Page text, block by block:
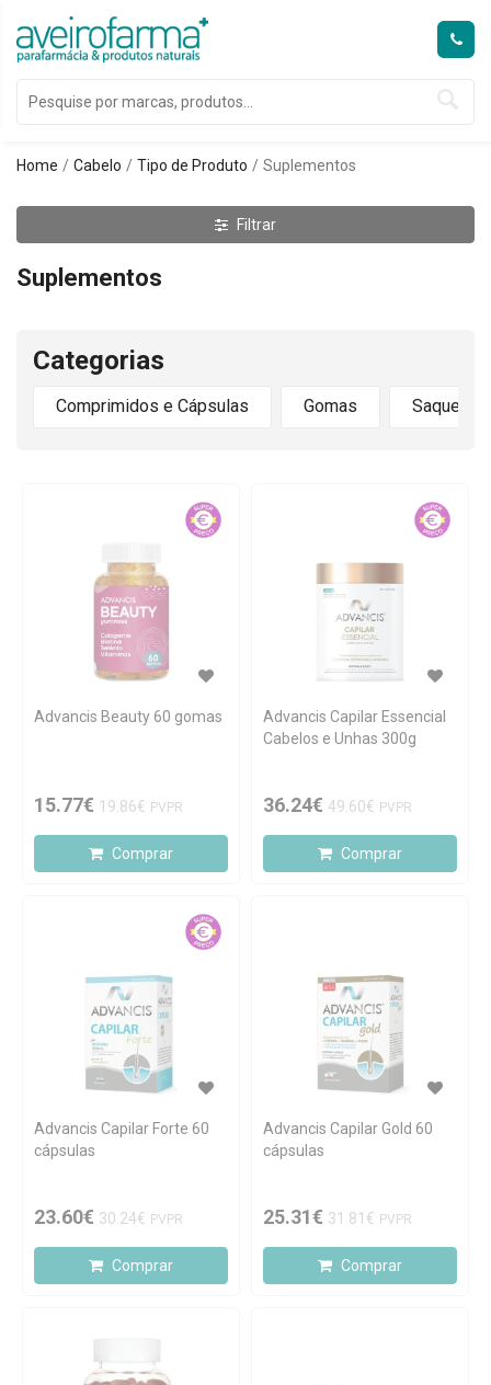
Home Cabelo Tipo de Produto Suplementos
Filtrar
Suplementos
Categorias
Comprimidos e Cápsulas Gomas Saquetas
Advancis Beauty 60 gomas
15.77€ 19.86€ PVPR
Comprar
Advancis Capilar Essencial
Cabelos e Unhas 300g
36.24€ 49.60€ PVPR
Comprar
Advancis Capilar Forte 60
cápsulas
23.60€ 30.24€ PVPR
Comprar
Advancis Capilar Gold 60
cápsulas
25.31€ 31.81€ PVPR
Comprar